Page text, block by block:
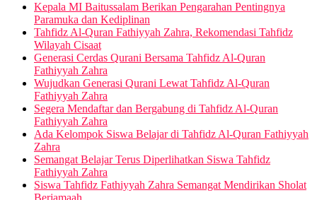
Kepala MI Baitussalam Berikan Pengarahan Pentingnya
Paramuka dan Kediplinan
Tahfidz Al-Quran Fathiyyah Zahra, Rekomendasi Tahfidz
Wilayah Cisaat
Generasi Cerdas Qurani Bersama Tahfidz Al-Quran
Fathiyyah Zahra
Wujudkan Generasi Qurani Lewat Tahfidz Al-Quran
Fathiyyah Zahra
Segera Mendaftar dan Bergabung di Tahfidz Al-Quran
Fathiyyah Zahra
Ada Kelompok Siswa Belajar di Tahfidz Al-Quran Fathiyyah
Zahra
Semangat Belajar Terus Diperlihatkan Siswa Tahfidz
Fathiyyah Zahra
Siswa Tahfidz Fathiyyah Zahra Semangat Mendirikan Sholat